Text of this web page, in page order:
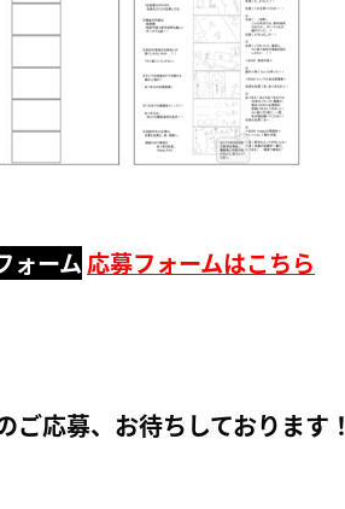
ォーム応募フォームはこちら
ご応募、お待ちしております！